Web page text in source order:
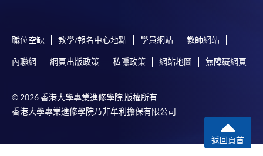
職位空缺 教學/報名中心地點 學員網站 教師網站
內聯網 網頁出版政策 私隱政策 網站地圖 無障礙網頁
© 2026 香港大學專業進修學院 版權所有
香港大學專業進修學院乃非牟利擔保有限公司
返回頁首